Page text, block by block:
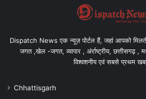
Dispatch News एक न्यूज़ पोर्टल हैं, जहां आपको
जगत ,खेल -जगत, व्यापार , अंर्राष्ट्रीय, छत्तीसगढ़ ,
विश्वशनीय एवं सबसे प्रथम
Chhattisgarh